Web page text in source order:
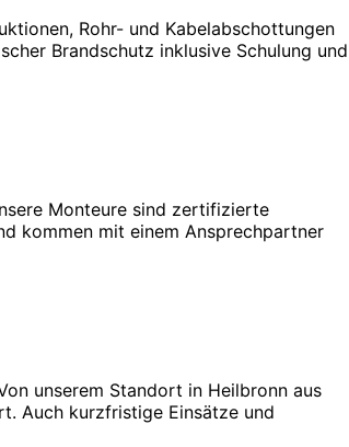
Rohr- und Kabelabschottungen
Brandschutz inklusive Schulung und
Monteure sind zertifizierte
kommen mit einem Ansprechpartner
unserem Standort in Heilbronn aus
Auch kurzfristige Einsätze und